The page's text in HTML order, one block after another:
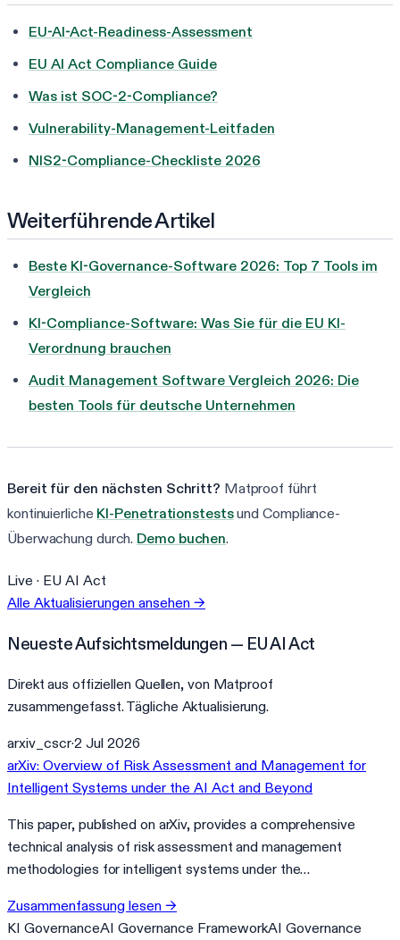
EU-AI-Act-Readiness-Assessment
EU AI Act Compliance Guide
Was ist SOC-2-Compliance?
Vulnerability-Management-Leitfaden
NIS2-Compliance-Checkliste 2026
Weiterführende Artikel
Beste KI-Governance-Software 2026: Top 7 Tools im
Vergleich
KI-Compliance-Software: Was Sie für die EU KI-
Verordnung brauchen
Audit Management Software Vergleich 2026: Die
besten Tools für deutsche Unternehmen
Bereit für den nächsten Schritt? Matproof führt
kontinuierliche KI-Penetrationstestsund Compliance-
Überwachung durch. Demo buchen.
Live · EU AI Act
Alle Aktualisierungen ansehen →
Neueste Aufsichtsmeldungen — EU AI Act
Direkt aus offiziellen Quellen, von Matproof
zusammengefasst. Tägliche Aktualisierung.
arxiv_cscr·2 Jul 2026
arXiv: Overview of Risk Assessment and Management for
Intelligent Systems under the AI Act and Beyond
This paper, published on arXiv, provides a comprehensive
technical analysis of risk assessment and management
methodologies for intelligent systems under the…
Zusammenfassung lesen →
KI GovernanceAI Governance FrameworkAI Governance